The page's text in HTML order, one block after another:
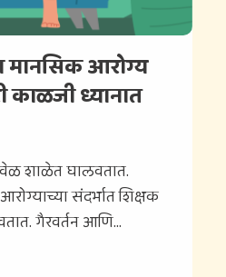
मानसिक आरोग्य
काळजी ध्यानात
शाळेत घालवतात.
आरोग्याच्या संदर्भात शिक्षक
गैरवर्तन आणि...